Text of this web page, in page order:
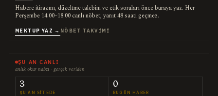
Habere itirazını, düzeltme talebini ve etik soruları önce buraya yaz. Her
Perşembe 14:00–18:00 canlı nöbet; yanıt 48 saati geçmez.
MEKTUP YAZ → NÖBET TAKVIMI
ŞU AN CANLI
anlık okur nabzı · gerçek veriden
3
ŞU AN SITEDE
0
BUGÜN HABER